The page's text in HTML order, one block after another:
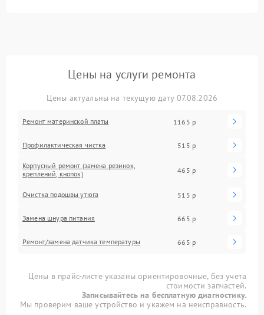
Цены на услуги ремонта
Цены актуальны на текущую дату 07.08.2026
Ремонт материнской платы 1165 р
Профилактическая чистка 515 р
Корпусный ремонт (замена резинок,
креплений, кнопок)
465 р
Очистка подошвы утюга 515 р
Замена шнура питания 665 р
Ремонт/замена датчика температуры 665 р
Цены в прайс-листе указаны ориентировочные, без учета
стоимости запчастей.
Записывайтесь на бесплатную диагностику.
Мы проверим ваше устройство и укажем на неисправность.